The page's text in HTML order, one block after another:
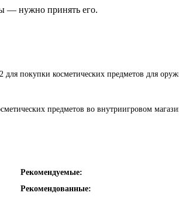
— нужно принять его.
покупки косметических предметов для
предметов во внутриигровом
Рекомендуемые:
Рекомендованные: